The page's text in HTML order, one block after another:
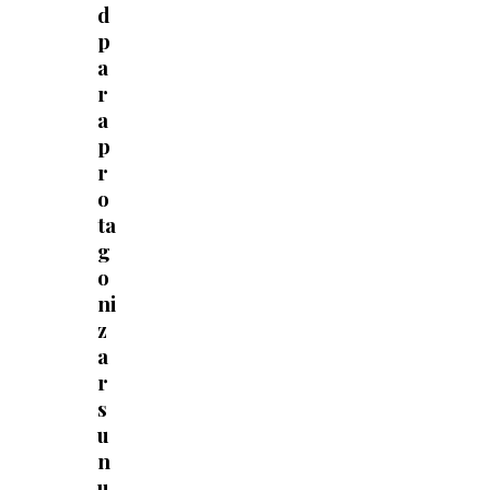
d
p
a
r
a
p
r
o
ta
g
o
ni
z
a
r
s
u
n